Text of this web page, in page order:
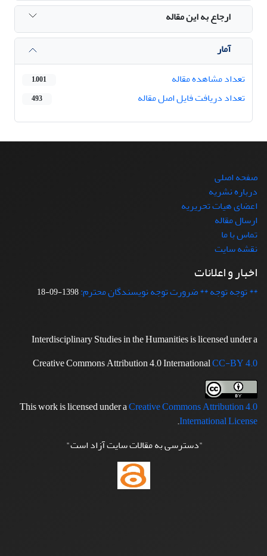
ارجاع به این مقاله
آمار
تعداد مشاهده مقاله
1,001
تعداد دریافت فایل اصل مقاله 493
صفحه اصلی
درباره نشریه
اعضای هیات تحریریه
ارسال مقاله
تماس با ما
نقشه سایت
اخبار و اعلانات
** توجه توجه ** ضرورت توجه نویسندگان محترم:1398-09-18
Interdisciplinary Studies in the Humanities is licensed under a
Creative Commons Attribution 4.0 InternationalCC-BY 4.0
This work is licensed under aCreative Commons Attribution 4.0
International License
.
"دسترسی به مقالات سایت آزاد است"